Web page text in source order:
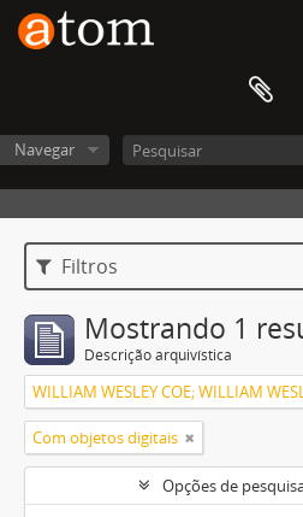
Navegar
Filtros
Mostrando 1
Descrição arquivística
Com objetos digitais
Opções de